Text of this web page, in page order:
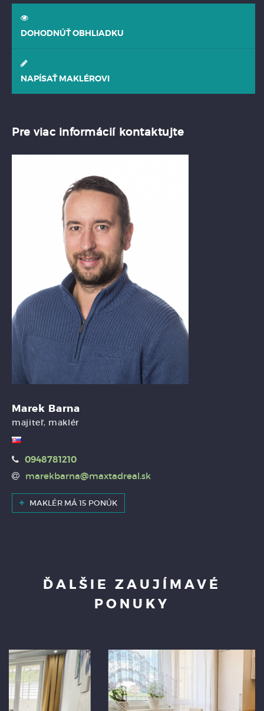
DOHODNÚŤ OBHLIADKU
NAPÍSAŤ MAKLÉROVI
Pre viac informácií kontaktujte
Marek Barna
majiteľ, maklér
0948781210
marekbarna@maxtadreal.sk
MAKLÉR MÁ 15 PONÚK
ĎALŠIE ZAUJÍMAVÉ
PONUKY